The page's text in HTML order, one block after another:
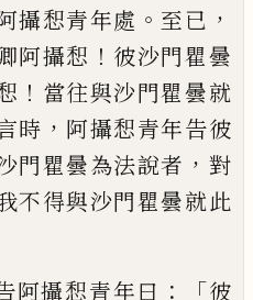
攝惒青年處 。 至已 ，
阿攝惒 ！ 彼沙門瞿曇
！ 當往與沙門瞿曇就
時 ， 阿攝惒青年告彼
門瞿曇為法說者 ， 對
不得與沙門瞿曇就此
阿攝惒青年曰 ：「彼